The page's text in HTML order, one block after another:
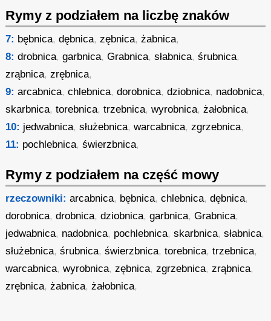
Rymy z podziałem na liczbę znaków
7: bębnica,dębnica,zębnica,żabnica,
8: drobnica,garbnica,Grabnica,słabnica,śrubnica,
zrąbnica,zrębnica,
9: arcabnica,chlebnica,dorobnica,dziobnica, nadobnica,
skarbnica,torebnica,trzebnica,wyrobnica,żałobnica,
10: jedwabnica,służebnica,warcabnica,zgrzebnica,
11: pochlebnica,świerzbnica,
Rymy z podziałem na część mowy
rzeczowniki: arcabnica, bębnica,chlebnica,dębnica,
dorobnica,drobnica,dziobnica,garbnica,Grabnica,
jedwabnica, nadobnica, pochlebnica,skarbnica,słabnica,
służebnica,śrubnica,świerzbnica,torebnica,trzebnica,
warcabnica,wyrobnica,zębnica,zgrzebnica,zrąbnica,
zrębnica,żabnica,żałobnica,